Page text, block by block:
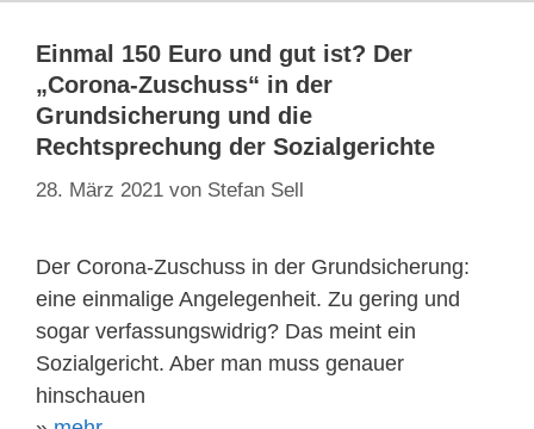
Einmal 150 Euro und gut ist? Der
„Corona-Zuschuss“ in der
Grundsicherung und die
Rechtsprechung der Sozialgerichte
28. März 2021 von Stefan Sell
Der Corona-Zuschuss in der Grundsicherung:
eine einmalige Angelegenheit. Zu gering und
sogar verfassungswidrig? Das meint ein
Sozialgericht. Aber man muss genauer
hinschauen